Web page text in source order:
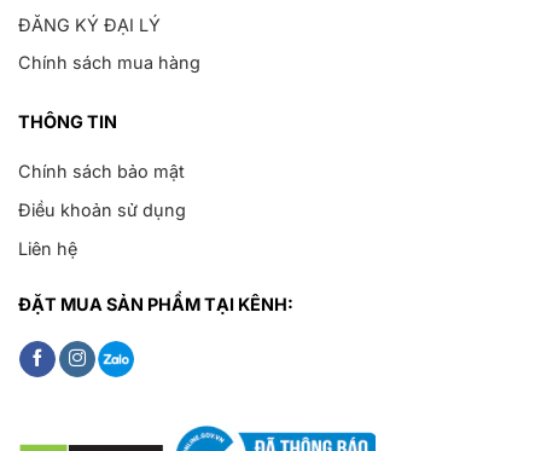
ĐĂNG KÝ ĐẠI LÝ
Chính sách mua hàng
THÔNG TIN
Chính sách bảo mật
Điều khoản sử dụng
Liên hệ
ĐẶT MUA SẢN PHẨM TẠI KÊNH: